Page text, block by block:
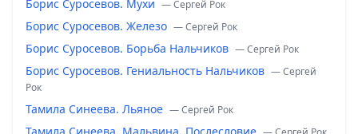
Борис Суросевов. Мухи — Сергей Рок
Борис Суросевов. Железо — Сергей Рок
Борис Суросевов. Борьба Нальчиков — Сергей Рок
Борис Суросевов. Гениальность Нальчиков — Сергей
Рок
Тамила Синеева. Льяное — Сергей Рок